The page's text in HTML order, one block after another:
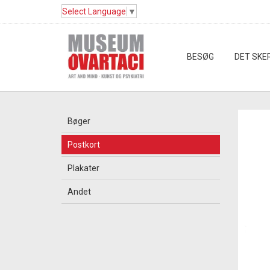
Select Language ▼
BESØG DET
Bøger
Postkort
Plakater
Andet